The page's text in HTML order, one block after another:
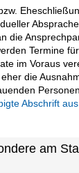
die
Termine
im Voraus
die
Abschrift
am